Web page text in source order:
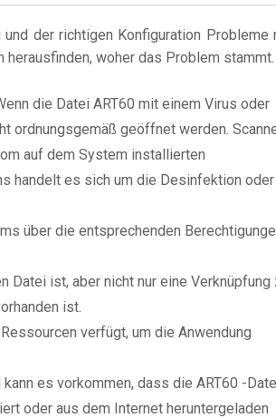
der richtigen Konfiguration Probleme
herausfinden, woher das Problem stammt.
die Datei ART60 mit einem Virus oder
ordnungsgemäß geöffnet werden.
auf dem System installierten
handelt es sich um die Desinfektion oder
über die entsprechenden
Datei ist, aber nicht nur eine Verknüpfung
ist.
verfügt, um die Anwendung
es vorkommen, dass die ART60 -
oder aus dem Internet heruntergeladen